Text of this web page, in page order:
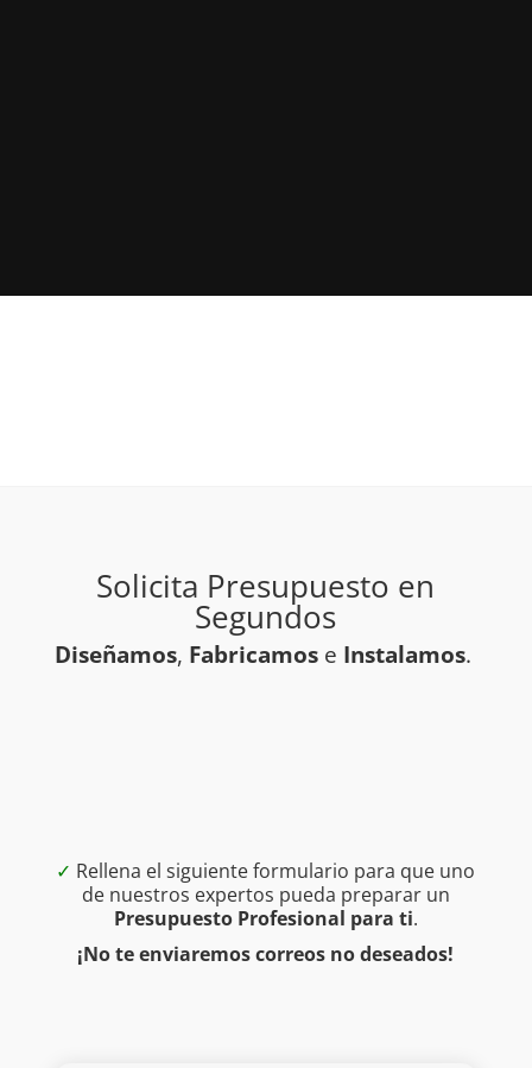
Solicita Presupuesto en
Segundos
Diseñamos, Fabricamos e Instalamos.
✓ Rellena el siguiente formulario para que uno
de nuestros expertos pueda preparar un
Presupuesto Profesional para ti.
¡No te enviaremos correos no deseados!